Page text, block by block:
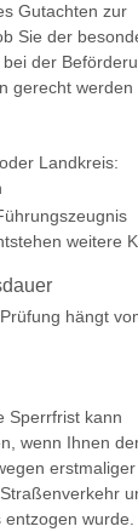
Gutachten zur
Sie der
der
gerecht werden
Landkreis:
weitere
hängt
Sperrfrist kann
wenn Ihnen
erstmaliger
entzogen wurde.